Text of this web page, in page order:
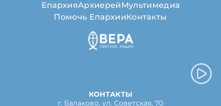
ЕпархияАрхиерейМультимедиа
Помочь ЕпархииКонтакты
КОНТАКТЫ
г. Балаково, ул. Советская, 70